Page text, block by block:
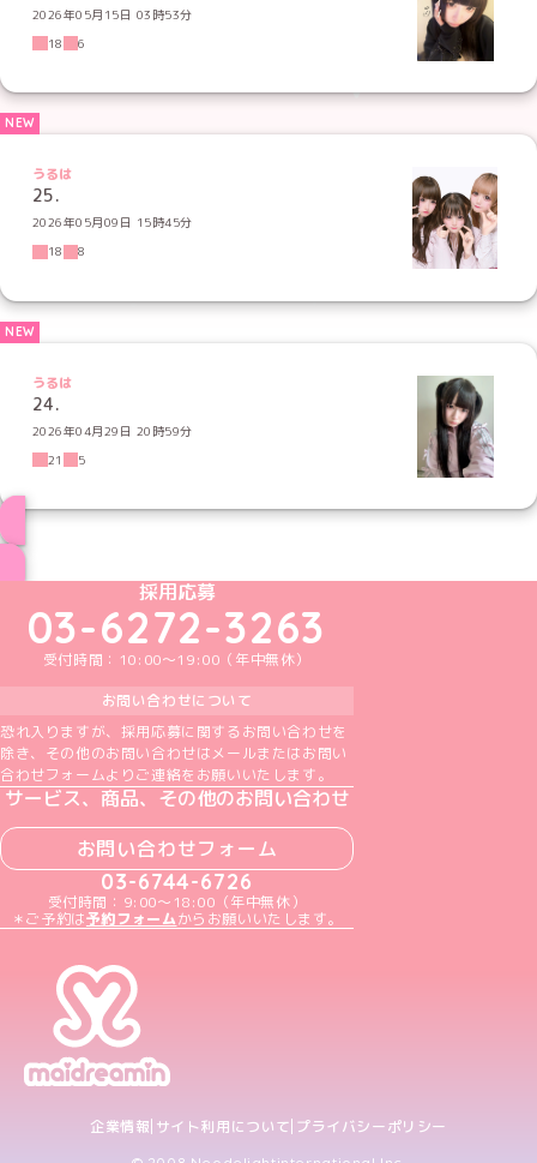
2026年05月15日 03時53分
18
6
うるは
25.
2026年05月09日 15時45分
18
8
うるは
24.
2026年04月29日 20時59分
21
5
めいどりーみんTikTok公式アカウント
めいどりーみんX公式アカウント
めいどりーみんInstagram公式アカウント
めいどりーみんFacebook公式アカウン
めいどりーみんYouTube公式アカ
採用応募
03-6272-3263
受付時間：10:00～19:00（年中無休）
お問い合わせについて
恐れ入りますが、採用応募に関するお問い合わせを
除き、その他のお問い合わせはメールまたはお問い
合わせフォームよりご連絡をお願いいたします。
サービス、商品、その他のお問い合わせ
お問い合わせフォーム
03-6744-6726
受付時間：9:00～18:00（年中無休）
＊ご予約は予約フォームからお願いいたします。
企業情報 サイト利用について プライバシーポリシー